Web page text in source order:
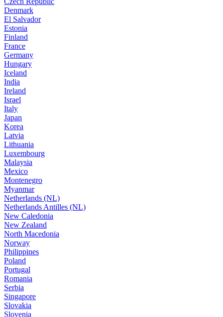
Denmark
El Salvador
Estonia
Finland
France
Germany
Hungary
Iceland
India
Ireland
Israel
Italy
Japan
Korea
Latvia
Lithuania
Luxembourg
Malaysia
Mexico
Montenegro
Myanmar
Netherlands (NL)
Netherlands Antilles (NL)
New Caledonia
New Zealand
North Macedonia
Norway
Philippines
Poland
Portugal
Romania
Serbia
Singapore
Slovakia
Slovenia